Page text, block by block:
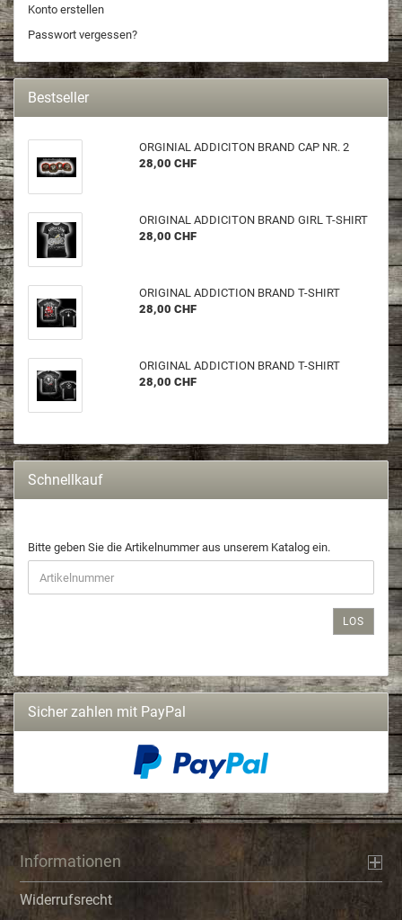
Konto erstellen
Passwort vergessen?
Bestseller
OR­GI­NI­AL AD­DI­CI­TON BRAND CAP NR. 2
28,00 CHF
ORI­GI­NAL AD­DI­CI­TON BRAND GIRL T-​SHIRT
28,00 CHF
ORI­GI­NAL AD­DIC­TION BRAND T-​SHIRT
28,00 CHF
ORI­GI­NAL AD­DIC­TION BRAND T-​SHIRT
28,00 CHF
Schnellkauf
Bitte geben Sie die Artikelnummer aus unserem Katalog ein.
LOS
Sicher zahlen mit PayPal
Informationen
Widerrufsrecht